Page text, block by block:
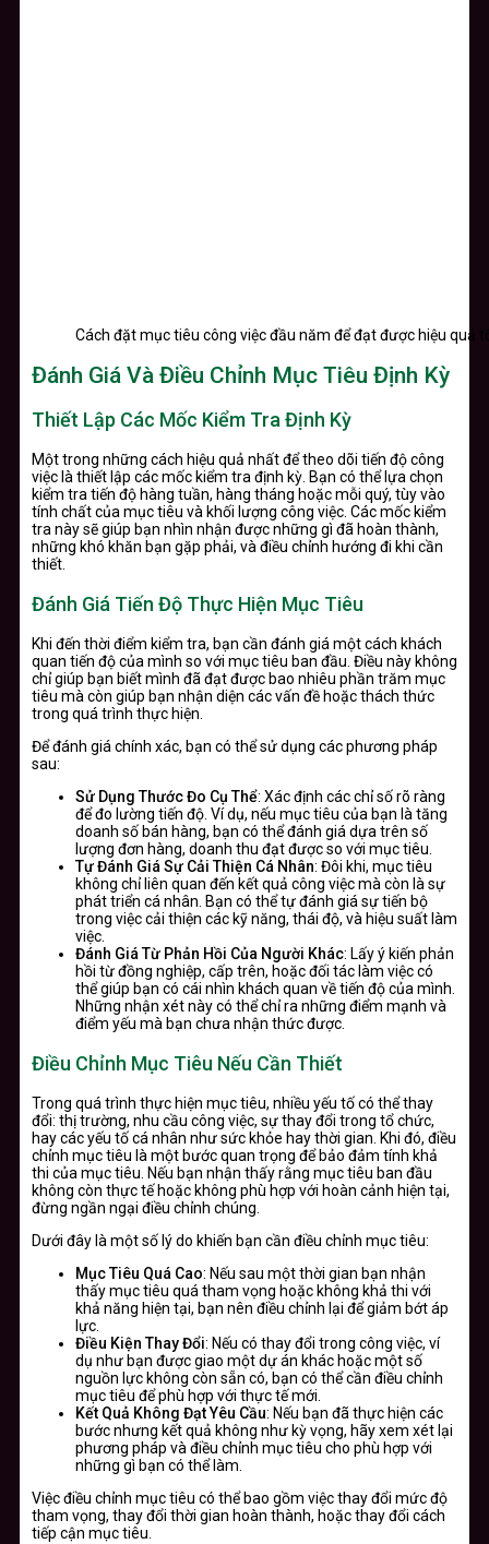
Cách đặt mục tiêu công việc đầu năm để đạt được hiệu quả
Đánh Giá Và Điều Chỉnh Mục Tiêu Định Kỳ
Thiết Lập Các Mốc Kiểm Tra Định Kỳ
Một trong những cách hiệu quả nhất để theo dõi tiến độ công
việc là thiết lập các mốc kiểm tra định kỳ. Bạn có thể lựa chọn
kiểm tra tiến độ hàng tuần, hàng tháng hoặc mỗi quý, tùy vào
tính chất của mục tiêu và khối lượng công việc. Các mốc kiểm
tra này sẽ giúp bạn nhìn nhận được những gì đã hoàn thành,
những khó khăn bạn gặp phải, và điều chỉnh hướng đi khi cần
thiết.
Đánh Giá Tiến Độ Thực Hiện Mục Tiêu
Khi đến thời điểm kiểm tra, bạn cần đánh giá một cách khách
quan tiến độ của mình so với mục tiêu ban đầu. Điều này không
chỉ giúp bạn biết mình đã đạt được bao nhiêu phần trăm mục
tiêu mà còn giúp bạn nhận diện các vấn đề hoặc thách thức
trong quá trình thực hiện.
Để đánh giá chính xác, bạn có thể sử dụng các phương pháp
sau:
Sử Dụng Thước Đo Cụ Thể: Xác định các chỉ số rõ ràng
để đo lường tiến độ. Ví dụ, nếu mục tiêu của bạn là tăng
doanh số bán hàng, bạn có thể đánh giá dựa trên số
lượng đơn hàng, doanh thu đạt được so với mục tiêu.
Tự Đánh Giá Sự Cải Thiện Cá Nhân: Đôi khi, mục tiêu
không chỉ liên quan đến kết quả công việc mà còn là sự
phát triển cá nhân. Bạn có thể tự đánh giá sự tiến bộ
trong việc cải thiện các kỹ năng, thái độ, và hiệu suất làm
việc.
Đánh Giá Từ Phản Hồi Của Người Khác: Lấy ý kiến phản
hồi từ đồng nghiệp, cấp trên, hoặc đối tác làm việc có
thể giúp bạn có cái nhìn khách quan về tiến độ của mình.
Những nhận xét này có thể chỉ ra những điểm mạnh và
điểm yếu mà bạn chưa nhận thức được.
Điều Chỉnh Mục Tiêu Nếu Cần Thiết
Trong quá trình thực hiện mục tiêu, nhiều yếu tố có thể thay
đổi: thị trường, nhu cầu công việc, sự thay đổi trong tổ chức,
hay các yếu tố cá nhân như sức khỏe hay thời gian. Khi đó, điều
chỉnh mục tiêu là một bước quan trọng để bảo đảm tính khả
thi của mục tiêu. Nếu bạn nhận thấy rằng mục tiêu ban đầu
không còn thực tế hoặc không phù hợp với hoàn cảnh hiện tại,
đừng ngần ngại điều chỉnh chúng.
Dưới đây là một số lý do khiến bạn cần điều chỉnh mục tiêu:
Mục Tiêu Quá Cao: Nếu sau một thời gian bạn nhận
thấy mục tiêu quá tham vọng hoặc không khả thi với
khả năng hiện tại, bạn nên điều chỉnh lại để giảm bớt áp
lực.
Điều Kiện Thay Đổi: Nếu có thay đổi trong công việc, ví
dụ như bạn được giao một dự án khác hoặc một số
nguồn lực không còn sẵn có, bạn có thể cần điều chỉnh
mục tiêu để phù hợp với thực tế mới.
Kết Quả Không Đạt Yêu Cầu: Nếu bạn đã thực hiện các
bước nhưng kết quả không như kỳ vọng, hãy xem xét lại
phương pháp và điều chỉnh mục tiêu cho phù hợp với
những gì bạn có thể làm.
Việc điều chỉnh mục tiêu có thể bao gồm việc thay đổi mức độ
tham vọng, thay đổi thời gian hoàn thành, hoặc thay đổi cách
tiếp cận mục tiêu.